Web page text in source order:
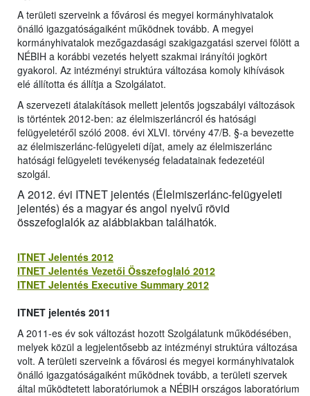
A területi szerveink a fővárosi és megyei kormányhivatalok
önálló igazgatóságaiként működnek tovább. A megyei
kormányhivatalok mezőgazdasági szakigazgatási szervei fölött a
NÉBIH a korábbi vezetés helyett szakmai irányítói jogkört
gyakorol. Az intézményi struktúra változása komoly kihívások
elé állította és állítja a Szolgálatot.
A szervezeti átalakítások mellett jelentős jogszabályi változások
is történtek 2012-ben: az élelmiszerláncról és hatósági
felügyeletéről szóló 2008. évi XLVI. törvény 47/B. §-a bevezette
az élelmiszerlánc-felügyeleti díjat, amely az élelmiszerlánc
hatósági felügyeleti tevékenység feladatainak fedezetéül
szolgál.
A 2012. évi ITNET jelentés (Élelmiszerlánc-felügyeleti
jelentés) és a magyar és angol nyelvű rövid
összefoglalók az alábbiakban találhatók.
ITNET Jelentés 2012
ITNET Jelentés Vezetői Összefoglaló 2012
ITNET Jelentés Executive Summary 2012
ITNET jelentés 2011
A 2011-es év sok változást hozott Szolgálatunk működésében,
melyek közül a legjelentősebb az intézményi struktúra változása
volt. A területi szerveink a fővárosi és megyei kormányhivatalok
önálló igazgatóságaiként működnek tovább, a területi szervek
által működtetett laboratóriumok a NÉBIH országos laboratórium